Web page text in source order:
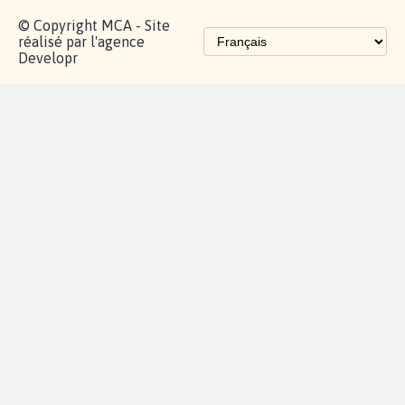
© Copyright MCA - Site
réalisé par l'agence
Developr